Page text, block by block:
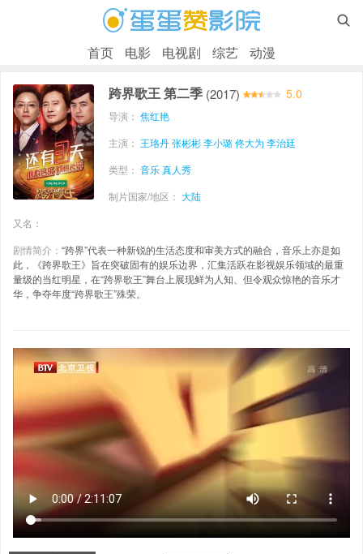

首页 电影 电视剧 综艺 动漫
跨界歌王 第二季 (2017) 5.0
导演： 焦红艳
主演： 王珞丹张彬彬李小璐佟大为 李治廷
类型： 音乐真人秀
制片国家/地区： 大陆
又名：
剧情简介： “跨界”代表一种新锐的生活态度和审美方式的融合，音乐上亦是如
此，《跨界歌王》旨在突破固有的娱乐边界，汇集活跃在影视娱乐领域的最重
量级的当红明星，在“跨界歌王”舞台上展现鲜为人知、但令观众惊艳的音乐才
华，争夺年度“跨界歌王”殊荣。